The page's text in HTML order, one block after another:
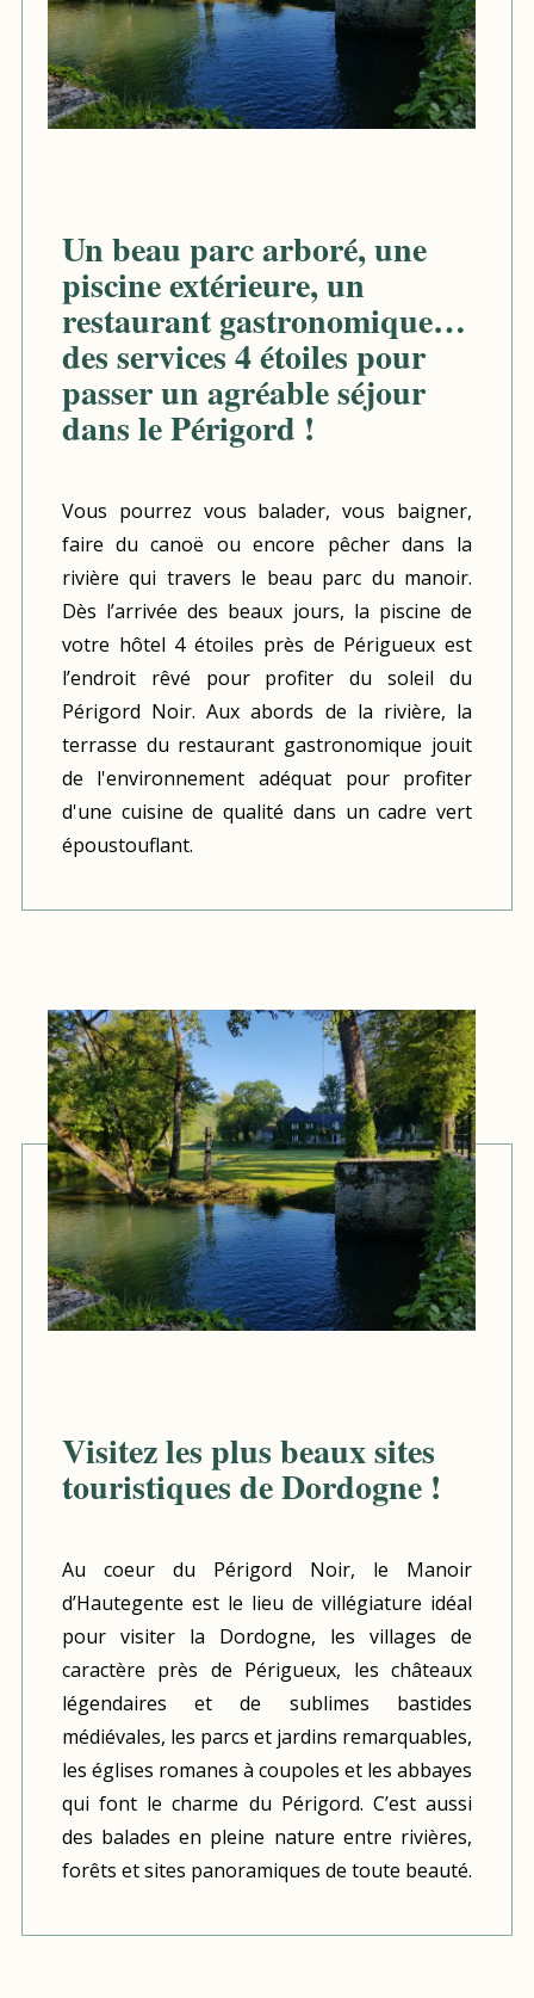
Un beau parc arboré, une
piscine extérieure, un
restaurant gastronomique…
des services 4 étoiles pour
passer un agréable séjour
dans le Périgord !
Vous pourrez vous balader, vous baigner,
faire du canoë ou encore pêcher dans la
rivière qui travers le beau parc du manoir.
Dès l’arrivée des beaux jours, la piscine de
votre hôtel 4 étoiles près de Périgueux est
l’endroit rêvé pour profiter du soleil du
Périgord Noir. Aux abords de la rivière, la
terrasse du restaurant gastronomique jouit
de l'environnement adéquat pour profiter
d'une cuisine de qualité dans un cadre vert
époustouflant.
Visitez les plus beaux sites
touristiques de Dordogne !
Au coeur du Périgord Noir, le Manoir
d’Hautegente est le lieu de villégiature idéal
pour visiter la Dordogne, les villages de
caractère près de Périgueux, les châteaux
légendaires et de sublimes bastides
médiévales, les parcs et jardins remarquables,
les églises romanes à coupoles et les abbayes
qui font le charme du Périgord. C’est aussi
des balades en pleine nature entre rivières,
forêts et sites panoramiques de toute beauté.